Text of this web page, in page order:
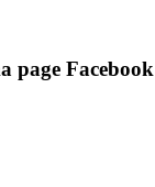
page Facebook